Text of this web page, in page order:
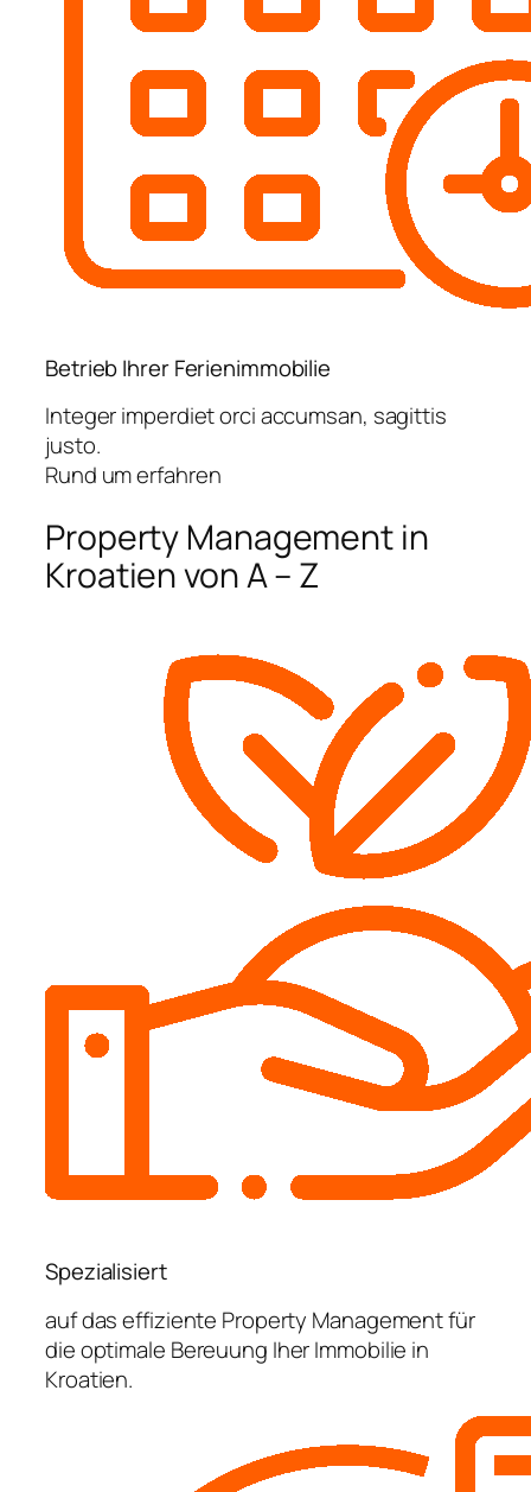
Betrieb Ihrer Ferienimmobilie
Integer imperdiet orci accumsan, sagittis
justo.
Rund um erfahren
Property Management in
Kroatien von A – Z
Spezialisiert
auf das effiziente Property Management für
die optimale Bereuung Iher Immobilie in
Kroatien.